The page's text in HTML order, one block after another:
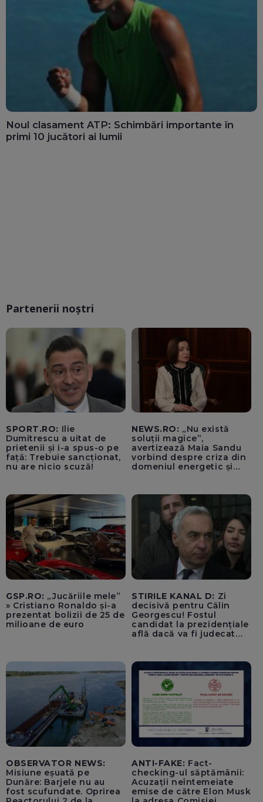
Noul clasament ATP: Schimbări importante în
primi 10 jucători ai lumii
Partenerii noștri
SPORT.RO: Ilie
Dumitrescu a uitat de
prietenii și i-a spus-o pe
față: Trebuie sancționat,
nu are nicio scuză!
NEWS.RO: „Nu există
soluții magice”,
avertizează Maia Sandu
vorbind despre criza din
domeniul energetic și
economii: „Altfel vom
plăti tarife foarte mari”
GSP.RO: „Jucăriile mele”
» Cristiano Ronaldo și-a
prezentat bolizii de 25 de
milioane de euro
STIRILE KANAL D: Zi
decisivă pentru Călin
Georgescu! Fostul
candidat la prezidențiale
află dacă va fi judecat
OBSERVATOR NEWS:
Misiune eșuată pe
Dunăre: Barjele nu au
fost scufundate. Oprirea
ANTI-FAKE: Fact-
checking-ul săptămânii:
Acuzații neîntemeiate
emise de către Elon Musk